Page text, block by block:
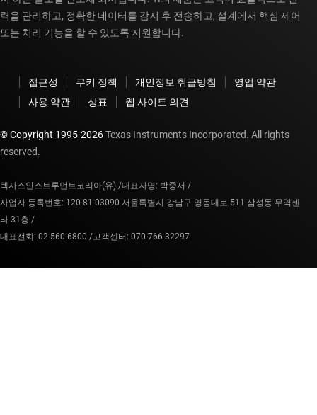
력을 관리하고, 정확한 데이터를 감지 후 전송하고, 설계에서 핵심 제어
또는 처리 기능을 할 수 있도록 지원합니다.
접근성 쿠키 정책 개인정보 취급방침
영업 약관
사용 약관
상표 웹 사이트 의견
© Copyright 1995-2026Texas Instruments Incorporated. All rights
reserved.
텍사스인스트루먼트코리아(유) /대표자명: 박중서 /
사업자 등록번호: 120-81-03090 서울특별시 강남구 영동대로 511 삼성동 무역센
타 31층 /
대표전화: 02-560-6800 /고객센터: 070-766-32297